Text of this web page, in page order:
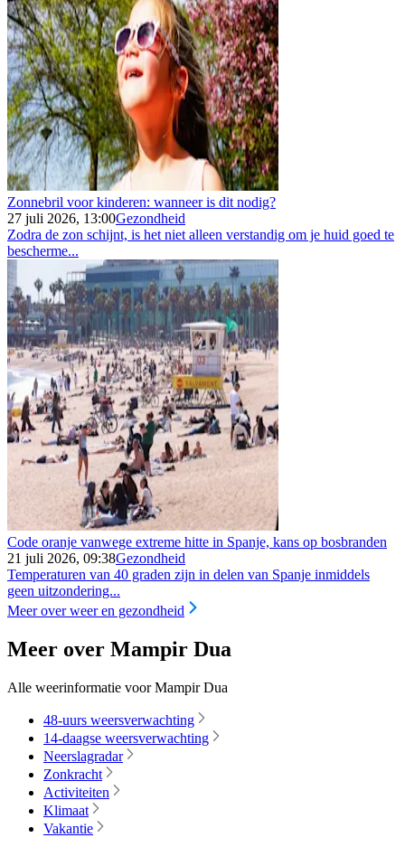
Zonnebril voor kinderen: wanneer is dit nodig?
27 juli 2026, 13:00Gezondheid
Zodra de zon schijnt, is het niet alleen verstandig om je huid goed te
bescherme...
Code oranje vanwege extreme hitte in Spanje, kans op bosbranden
21 juli 2026, 09:38Gezondheid
Temperaturen van 40 graden zijn in delen van Spanje inmiddels
geen uitzondering...
Meer over weer en gezondheid
Meer over Mampir Dua
Alle weerinformatie voor Mampir Dua
48-uurs weersverwachting
14-daagse weersverwachting
Neerslagradar
Zonkracht
Activiteiten
Klimaat
Vakantie